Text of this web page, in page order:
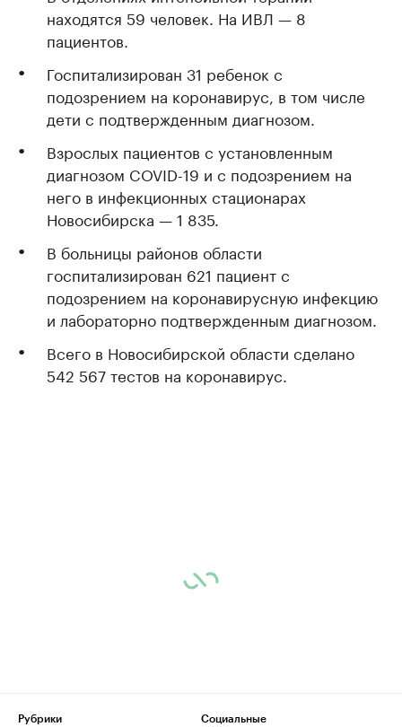
находятся 59 человек. На ИВЛ — 8
пациентов.
Госпитализирован 31 ребенок с
подозрением на коронавирус, в том числе
дети с подтвержденным диагнозом.
Взрослых пациентов с установленным
диагнозом COVID-19 и с подозрением на
него в инфекционных стационарах
Новосибирска — 1 835.
В больницы районов области
госпитализирован 621 пациент с
подозрением на коронавирусную инфекцию
и лабораторно подтвержденным диагнозом.
Всего в Новосибирской области сделано
542 567 тестов на коронавирус.
Рубрики
Социальные